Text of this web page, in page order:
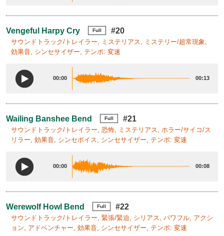
Vengeful Harpy Cry Full #20
サウンドトラック/トレイラー, ミステリアス, ミステリー/超常現象,
効果音, シンセサイザー, テンポ: 変速
00:00 00:13
Wailing Banshee Bend Full #21
サウンドトラック/トレイラー, 恐怖, ミステリアス, ホラー/サイコ/ス
リラー, 効果音, シンセボイス, シンセサイザー, テンポ: 変速
00:00 00:08
Werewolf Howl Bend Full #22
サウンドトラック/トレイラー, 緊張/緊迫, シリアス, パワフル, アクシ
ョン, アドベンチャー, 効果音, シンセサイザー, テンポ: 変速